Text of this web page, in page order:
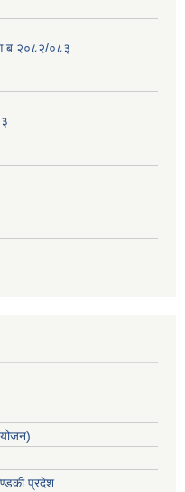
आ.ब २०८२/०८३
प्रदेश